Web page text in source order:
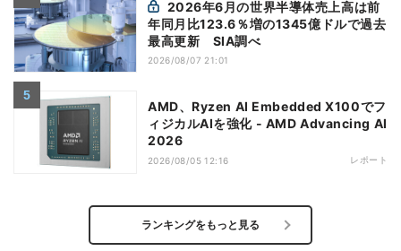
年同月比123.6％増の1345億ドルで過去
最高更新 SIA調べ
2026/08/07 21:01
AMD、Ryzen AI Embedded X100でフ
ィジカルAIを強化 - AMD Advancing AI
2026
2026/08/05 12:16 レポート
ランキングをもっと見る